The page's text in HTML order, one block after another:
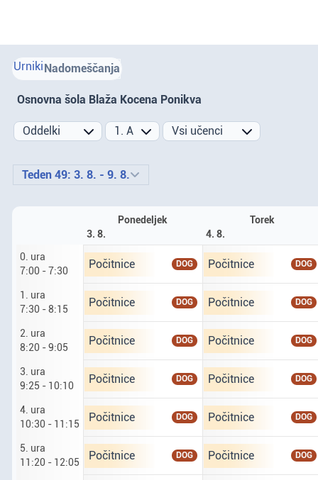
UrnikiNadomeščanja
Osnovna šola Blaža Kocena Ponikva
Prejšnji teden
Teden 49: 3. 8. - 9. 8.
Ponedeljek
3. 8.
Torek
4. 8.
0. ura
7:00 - 7:30
Ponedeljek tretji osmi. predura od 7 do 7 ur
Počitnice DOG Torek četrti osmi.
Počitnice DOG
1. ura
7:30 - 8:15
Ponedeljek tretji osmi. prva ura od 7 ur 30 do
Počitnice DOG Torek četrti osmi.
Počitnice DOG
2. ura
8:20 - 9:05
Ponedeljek tretji osmi. druga ura od 8 ur 20
Počitnice DOG Torek četrti osmi.
Počitnice DOG
3. ura
9:25 - 10:10
Ponedeljek tretji osmi. tretja ura od 9 ur 25
Počitnice DOG Torek četrti osmi.
Počitnice DOG
4. ura
10:30 - 11:15
Ponedeljek tretji osmi. četrta ura od 10 ur 30
Počitnice DOG Torek četrti osmi.
Počitnice DOG
5. ura
11:20 - 12:05
Ponedeljek tretji osmi. peta ura od 11 ur 20
Počitnice DOG Torek četrti osmi.
Počitnice DOG